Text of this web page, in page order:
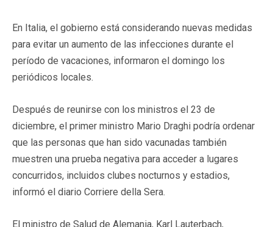
En Italia, el gobierno está considerando nuevas medidas
para evitar un aumento de las infecciones durante el
período de vacaciones, informaron el domingo los
periódicos locales.
Después de reunirse con los ministros el 23 de
diciembre, el primer ministro Mario Draghi podría ordenar
que las personas que han sido vacunadas también
muestren una prueba negativa para acceder a lugares
concurridos, incluidos clubes nocturnos y estadios,
informó el diario Corriere della Sera.
El ministro de Salud de Alemania, Karl Lauterbach,